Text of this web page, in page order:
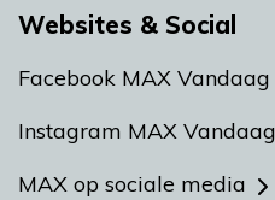
Websites & Social
Facebook MAX Vandaag
Instagram MAX Vandaag
MAX op sociale media